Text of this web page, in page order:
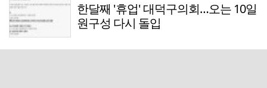
한달째 '휴업' 대덕구의회…오는 10일
원구성 다시 돌입